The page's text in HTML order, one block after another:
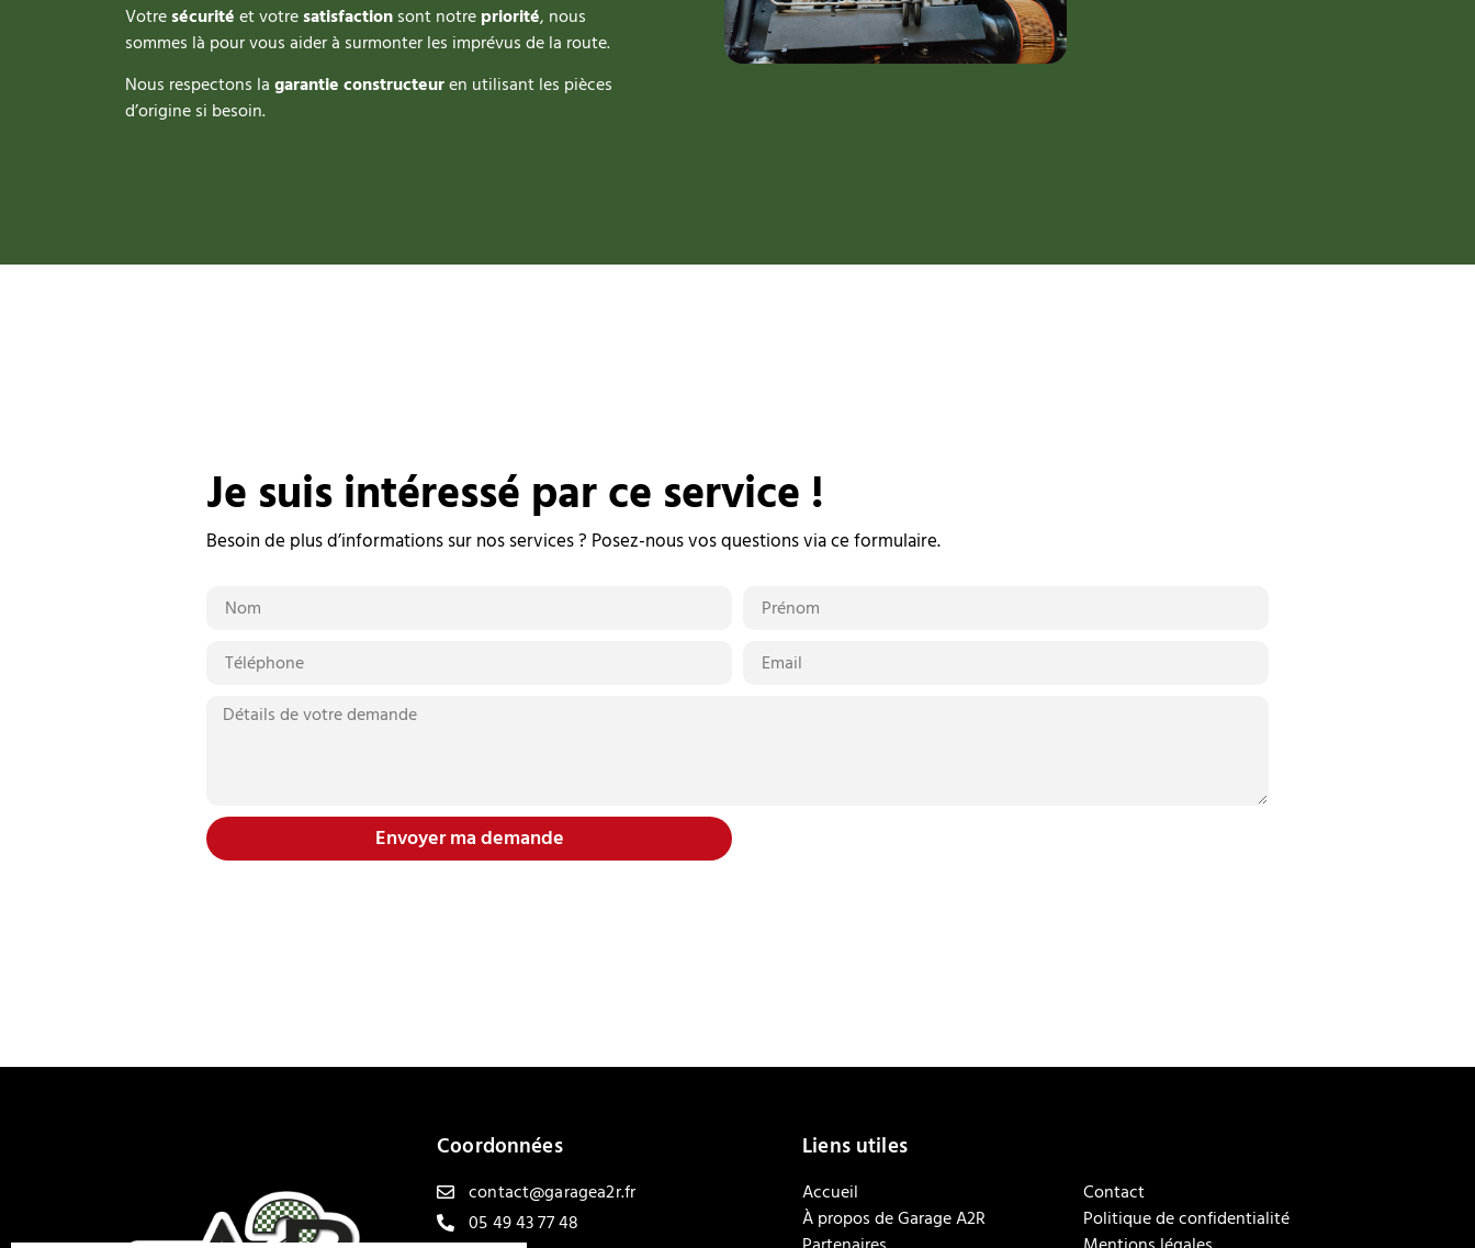
Votresécuritéet votresatisfactionsont notrepriorité, nous
sommes là pour vous aider à surmonter les imprévus de la route.
Nous respectons lagarantie constructeuren utilisant les pièces
d’origine si besoin.
Je suis intéressé par ce service !
Besoin de plus d’informations sur nos services ? Posez-nous vos questions via ce formulaire.
Envoyer ma demande
Coordonnées
contact@garagea2r.fr
05 49 43 77 48
Liens utiles
Accueil
À propos de Garage A2R
Contact
Politique de confidentialité